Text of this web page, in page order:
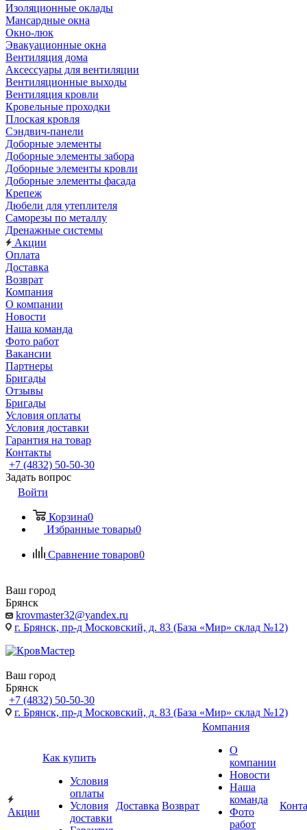
Изоляционные оклады
Мансардные окна
Окно-люк
Эвакуационные окна
Вентиляция дома
Аксессуары для вентиляции
Вентиляционные выходы
Вентиляция кровли
Кровельные проходки
Плоская кровля
Сэндвич-панели
Доборные элементы
Доборные элементы забора
Доборные элементы кровли
Доборные элементы фасада
Крепеж
Дюбели для утеплителя
Саморезы по металлу
Дренажные системы
Акции
Оплата
Доставка
Возврат
Компания
О компании
Новости
Наша команда
Фото работ
Вакансии
Партнеры
Бригады
Отзывы
Бригады
Условия оплаты
Условия доставки
Гарантия на товар
Контакты
+7 (4832) 50-50-30
Задать вопрос
Войти
Корзина0
Избранные товары0
Сравнение товаров0
Ваш город
Брянск
krovmaster32@yandex.ru
г. Брянск, пр-д Московский, д. 83 (База «Мир» склад №12)
Ваш город
Брянск
+7 (4832) 50-50-30
г. Брянск, пр-д Московский, д. 83 (База «Мир» склад №12)
Акции
Как купить
Условия
оплаты
Условия
доставки
Доставка Возврат
Компания
О
компании
Новости
Наша
команда
Фото
работ